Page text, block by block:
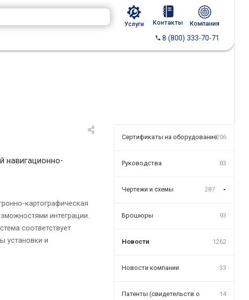
Услуги Контакты Компания
8 (800) 333-70-71
навигационно-
картографическая
интеграции.
соответствует
установки и
Сертификаты на оборудование206
Руководства 83
Чертежи и схемы 287
Брошюры 93
Новости 1262
Новости компании 33
Патенты (свидетельств о
14